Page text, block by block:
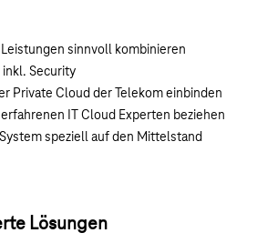
sinnvoll kombinieren
Security
Private Cloud der Telekom einbinden
IT Cloud Experten beziehen
speziell auf den Mittelstand
Lösungen